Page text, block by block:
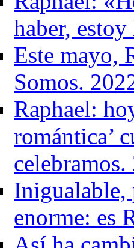
haber,
Este mayo,
Somos.
Raphael:
romántica’
celebramos.
Inigualable,
enorme: es